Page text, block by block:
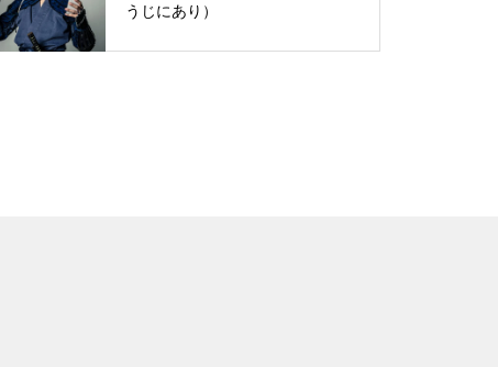
うじにあり）